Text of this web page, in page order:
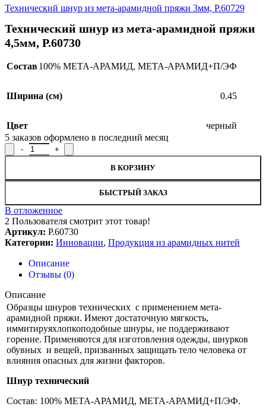
Технический шнур из мета-арамидной пряжи 3мм, Р.60729
Технический шнур из мета-арамидной пряжи
4,5мм, Р.60730
Состав100% МЕТА-АРАМИД, МЕТА-АРАМИД+П/ЭФ
Ширина (см) 0.45
Цвет
черный
5 заказов оформлено в последний месяц
Количество товара Технический шнур из мета-арамидной
В КОРЗИНУ
БЫСТРЫЙ ЗАКАЗ
В отложенное
2 Пользователя смотрит этот товар!
Артикул: Р.60730
Категории: Инновации, Продукция из арамидных нитей
Описание
Отзывы (0)
Описание
Образцы шнуров технических с применением мета-
арамидной пряжи. Имеют достаточную мягкость,
иммитируяхлопкоподобные шнуры, не поддерживают
горение. Применяются для изготовления одежды, шнурков
обувных и вещей, призванных защищать тело человека от
влияния опасных для жизни факторов.
Шнур технический
Состав: 100% МЕТА-АРАМИД, МЕТА-АРАМИД+П/ЭФ.